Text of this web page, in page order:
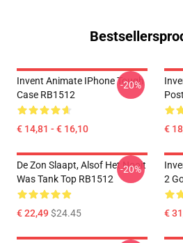
Invent Animate IPhone Tough
Case RB1512
€ 14,81 - € 16,10
-20%
€
De Zon Slaapt, Alsof Het Nooit
Was Tank Top RB1512
€ 22,49$24.45
-20%
2
€